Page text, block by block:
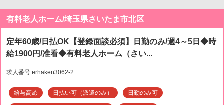
有料老人ホーム/埼玉県さいたま市北区
定年60歳/日払OK【登録面談必須】日勤のみ/週4～5日◆時
給1900円/准看◆有料老人ホーム（さい...
求人番号:erhaken3062-2
給与高め 日払い可（派遣のみ） 日勤のみ可